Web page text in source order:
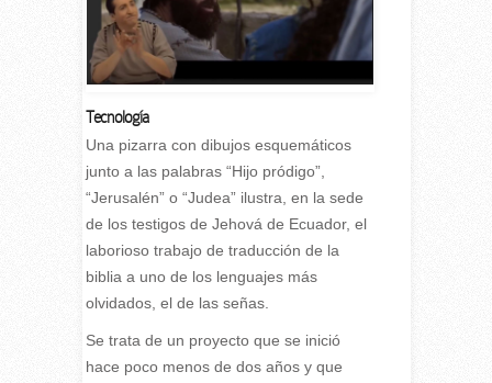
Tecnología
Una pizarra con dibujos esquemáticos
junto a las palabras “Hijo pródigo”,
“Jerusalén” o “Judea” ilustra, en la sede
de los testigos de Jehová de Ecuador, el
laborioso trabajo de traducción de la
biblia a uno de los lenguajes más
olvidados, el de las señas.
Se trata de un proyecto que se inició
hace poco menos de dos años y que